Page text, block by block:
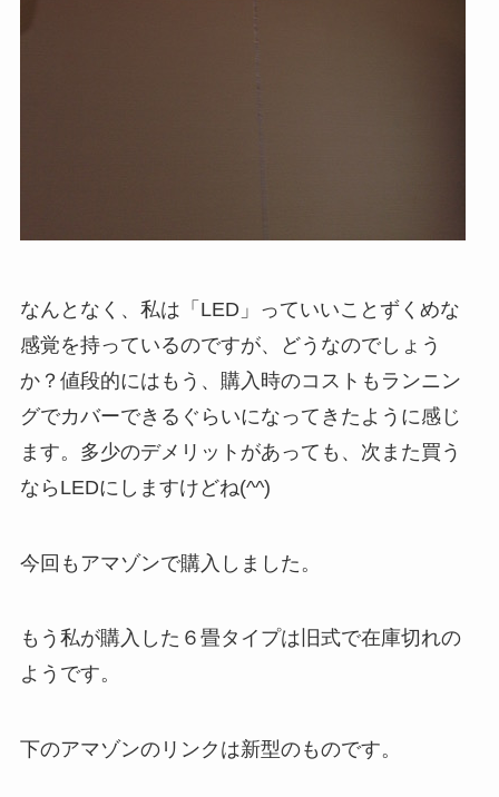
なんとなく、私は「LED」っていいことずくめな
感覚を持っているのですが、どうなのでしょう
か？値段的にはもう、購入時のコストもランニン
グでカバーできるぐらいになってきたように感じ
ます。多少のデメリットがあっても、次また買う
ならLEDにしますけどね(^^)
今回もアマゾンで購入しました。
もう私が購入した６畳タイプは旧式で在庫切れの
ようです。
下のアマゾンのリンクは新型のものです。